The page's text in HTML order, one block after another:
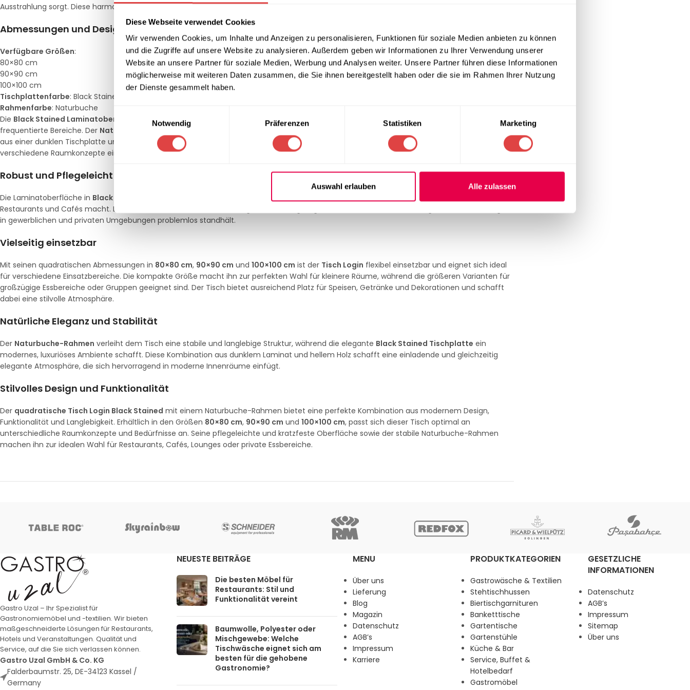
Diese Webseite verwendet Cookies
Wir verwenden Cookies, um Inhalte und Anzeigen zu personalisieren, Funktionen für soziale Medien anbieten zu können
und die Zugriffe auf unsere Website zu analysieren. Außerdem geben wir Informationen zu Ihrer Verwendung unserer
Website an unsere Partner für soziale Medien, Werbung und Analysen weiter. Unsere Partner führen diese Informationen
möglicherweise mit weiteren Daten zusammen, die Sie ihnen bereitgestellt haben oder die sie im Rahmen Ihrer Nutzung
der Dienste gesammelt haben.
Notwendig
Präferenzen Statistiken Marketing
Auswahl erlauben Alle zulassen
Ausstrahlung sorgt. Diese harmonische Kombination eignet sich perfekt für Restaurants, Cafés, Lounges und private Essbereiche.
Abmessungen und Design
Verfügbare Größen:
80×80 cm
90×90 cm
100×100 cm
Tischplattenfarbe: Black Stained (Laminat)
Rahmenfarbe: Naturbuche
Die Black Stained Laminatoberfläche des Tischs Login
bietet eine elegante, widerstandsfähige und pflegeleichte Lösung für stark
frequentierte Bereiche. Der Naturbuche-Rahmen
sorgt für Stabilität und verleiht dem Tisch eine warme, natürliche Optik. Diese Kombination
aus einer dunklen Tischplatte und einem hellen Holzrahmen schafft ein stilvolles und modernes Gesamtbild, das sich hervorragend in
verschiedene Raumkonzepte einfügt.
Robust und Pflegeleicht
Die Laminatoberfläche in Black Stained ist kratzfest, pflegeleicht und resistent gegen Flecken, was den Tisch Login zu einer idealen Wahl für
Restaurants und Cafés macht. Der stabile
in gewerblichen und privaten Umgebungen problemlos standhält.
Vielseitig einsetzbar
Mit seinen quadratischen Abmessungen in 80×80 cm, 90×90 cm und 100×100 cm ist der Tisch Login flexibel einsetzbar und eignet sich ideal
für verschiedene Einsatzbereiche. Die kompakte Größe macht ihn zur perfekten Wahl für kleinere Räume, während die größeren Varianten für
großzügige Essbereiche oder Gruppen geeignet sind. Der Tisch bietet ausreichend Platz für Speisen, Getränke und Dekorationen und schafft
dabei eine stilvolle Atmosphäre.
Natürliche Eleganz und Stabilität
Der Naturbuche-Rahmen verleiht dem Tisch eine stabile und langlebige Struktur, während die elegante Black Stained Tischplatte ein
modernes, luxuriöses Ambiente schafft. Diese Kombination aus dunklem Laminat und hellem Holz schafft eine einladende und gleichzeitig
elegante Atmosphäre, die sich hervorragend in moderne Innenräume einfügt.
Stilvolles Design und Funktionalität
Der quadratische Tisch Login Black Stained mit einem Naturbuche-Rahmen bietet eine perfekte Kombination aus modernem Design,
Funktionalität und Langlebigkeit. Erhältlich in den Größen 80×80 cm, 90×90 cm und 100×100 cm, passt sich dieser Tisch optimal an
unterschiedliche Raumkonzepte und Bedürfnisse an. Seine pflegeleichte und kratzfeste Oberfläche sowie der stabile Naturbuche-Rahmen
machen ihn zur idealen Wahl für Restaurants, Cafés, Lounges oder private Essbereiche.
Gastro Uzal – Ihr Spezialist für
Gastronomiemöbel und -textilien. Wir bieten
maßgeschneiderte Lösungen für Restaurants,
Hotels und Veranstaltungen. Qualität und
Service, auf die Sie sich verlassen können.
Gastro Uzal GmbH & Co. KG
Falderbaumstr. 25, DE-34123 Kassel /
Germany
NEUESTE BEITRÄGE
Die besten Möbel für
Restaurants: Stil und
Funktionalität vereint
Baumwolle, Polyester oder
Mischgewebe: Welche
Tischwäsche eignet sich am
besten für die gehobene
Gastronomie?
MENU
Über uns
Lieferung
Blog
Magazin
Datenschutz
AGB’s
Impressum
Karriere
PRODUKTKATEGORIEN
Gastrowäsche & Textilien
Stehtischhussen
Biertischgarnituren
Banketttische
Gartentische
Gartenstühle
Küche & Bar
Service, Buffet &
Hotelbedarf
Gastromöbel
GESETZLICHE
INFORMATIONEN
Datenschutz
AGB’s
Impressum
Sitemap
Über uns